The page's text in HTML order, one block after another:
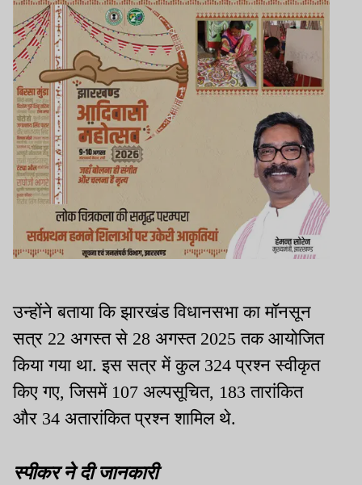
उन्होंने बताया कि झारखंड विधानसभा का मॉनसून
सत्र 22 अगस्त से 28 अगस्त 2025 तक आयोजित
किया गया था. इस सत्र में कुल 324 प्रश्न स्वीकृत
किए गए, जिसमें 107 अल्पसूचित, 183 तारांकित
और 34 अतारांकित प्रश्न शामिल थे.
स्पीकर ने दी जानकारी